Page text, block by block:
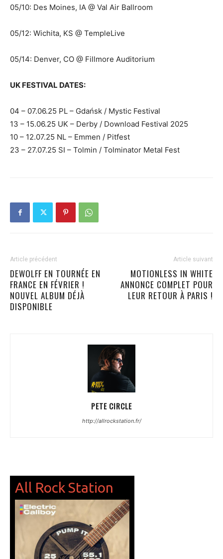
05/10: Des Moines, IA @ Val Air Ballroom
05/12: Wichita, KS @ TempleLive
05/14: Denver, CO @ Fillmore Auditorium
UK FESTIVAL DATES:
04 – 07.06.25 PL – Gdańsk / Mystic Festival
13 – 15.06.25 UK – Derby / Download Festival 2025
10 – 12.07.25 NL – Emmen / Pitfest
23 – 27.07.25 SI – Tolmin / Tolminator Metal Fest
Article précédent
DEWOLFF EN TOURNÉE EN
FRANCE EN FÉVRIER !
NOUVEL ALBUM DÉJÀ
DISPONIBLE
Article suivant
MOTIONLESS IN WHITE
ANNONCE COMPLET POUR
LEUR RETOUR À PARIS !
PETE CIRCLE
http://allrockstation.fr/